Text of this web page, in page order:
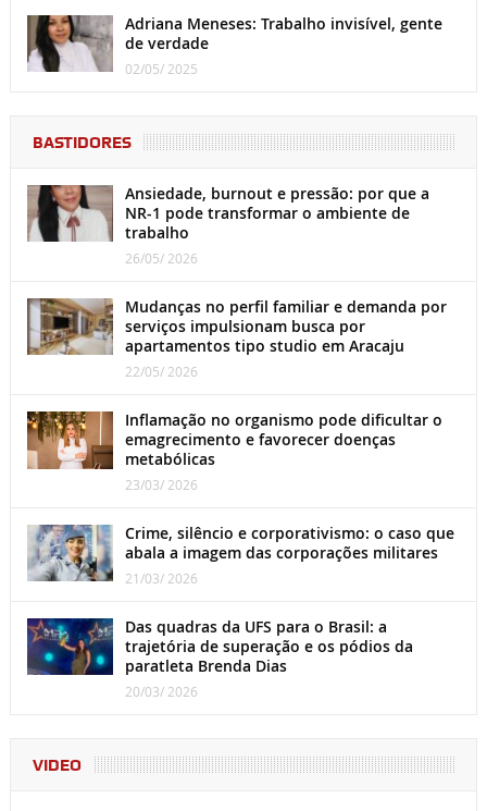
Adriana Meneses: Trabalho invisível, gente
de verdade
02/05/ 2025
BASTIDORES
Ansiedade, burnout e pressão: por que a
NR-1 pode transformar o ambiente de
trabalho
26/05/ 2026
Mudanças no perfil familiar e demanda por
serviços impulsionam busca por
apartamentos tipo studio em Aracaju
22/05/ 2026
Inflamação no organismo pode dificultar o
emagrecimento e favorecer doenças
metabólicas
23/03/ 2026
Crime, silêncio e corporativismo: o caso que
abala a imagem das corporações militares
21/03/ 2026
Das quadras da UFS para o Brasil: a
trajetória de superação e os pódios da
paratleta Brenda Dias
20/03/ 2026
VIDEO